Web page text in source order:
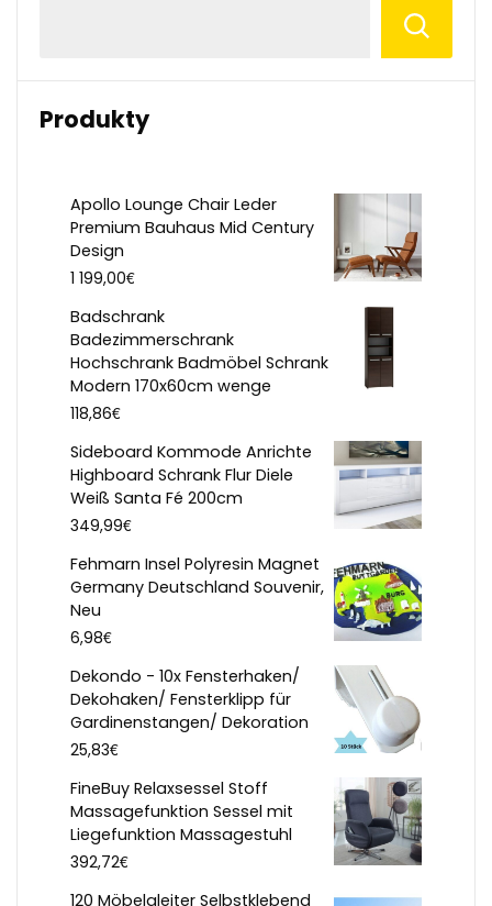
Produkty
Apollo Lounge Chair Leder
Premium Bauhaus Mid Century
Design
1 199,00€
Badschrank
Badezimmerschrank
Hochschrank Badmöbel Schrank
Modern 170x60cm wenge
118,86€
Sideboard Kommode Anrichte
Highboard Schrank Flur Diele
Weiß Santa Fé 200cm
349,99€
Fehmarn Insel Polyresin Magnet
Germany Deutschland Souvenir,
Neu
6,98€
Dekondo - 10x Fensterhaken/
Dekohaken/ Fensterklipp für
Gardinenstangen/ Dekoration
25,83€
FineBuy Relaxsessel Stoff
Massagefunktion Sessel mit
Liegefunktion Massagestuhl
392,72€
120 Möbelgleiter Selbstklebend